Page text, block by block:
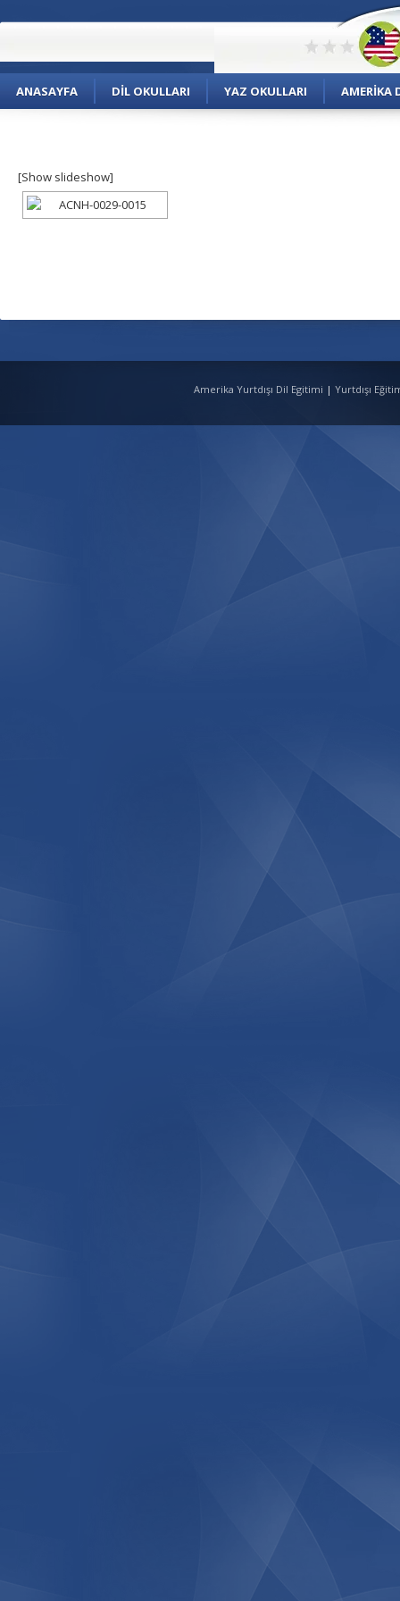
ANASAYFA DIL OKULLARI YAZ OKULLARI AMERIKA
[Show slideshow]
Amerika Yurtdışı Dil Egitimi | Yurtdışı